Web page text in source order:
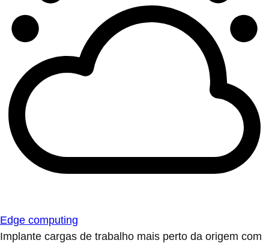
Edge computing
Implante cargas de trabalho mais perto da origem com